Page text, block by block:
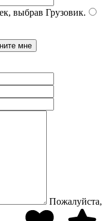
выбрав Грузовик.
Пожалуйста,